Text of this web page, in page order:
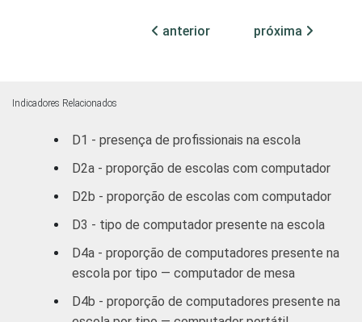
Sim 100 0
INSTALADA NO
LABORATÓRIO
DE INFORMÁTICA
Não 35 65
1Base: 639 escolas que possuem
Fonte: NIC.br - out/dez 2011
anterior próxima
Indicadores Relacionados
D1 - presença de profissionais na escola
D2a - proporção de escolas com computador
D2b - proporção de escolas com computador
D3 - tipo de computador presente na escola
D4a - proporção de computadores presente na
escola por tipo — computador de mesa
D4b - proporção de computadores presente na